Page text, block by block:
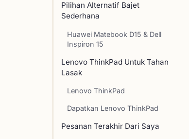
Pilihan Alternatif Bajet
Sederhana
Huawei Matebook D15 & Dell
Inspiron 15
Lenovo ThinkPad Untuk Tahan
Lasak
Lenovo ThinkPad
Dapatkan Lenovo ThinkPad
Pesanan Terakhir Dari Saya